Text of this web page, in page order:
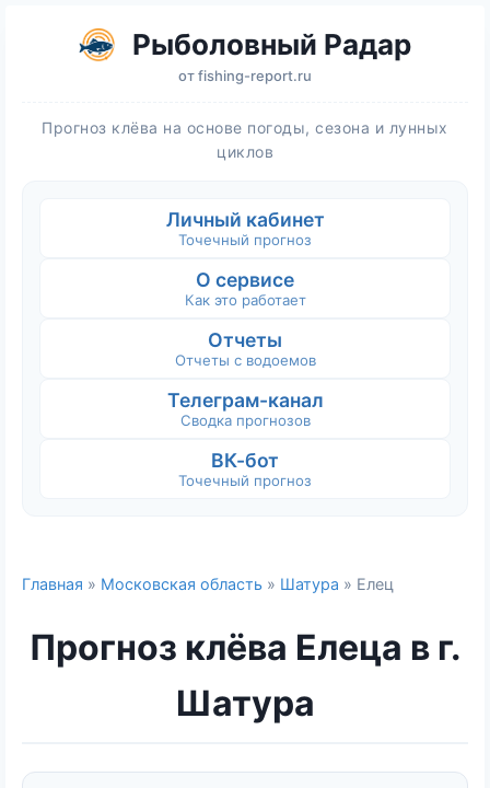
Рыболовный Радар
отfishing-report.ru
Прогноз клёва на основе погоды, сезона и лунных
циклов
Личный кабинет
Точечный прогноз
О сервисе
Как это работает
Отчеты
Отчеты с водоемов
Телеграм-канал
Сводка прогнозов
ВК-бот
Точечный прогноз
Главная » Московская область » Шатура » Елец
Прогноз клёва Елеца в г.
Шатура